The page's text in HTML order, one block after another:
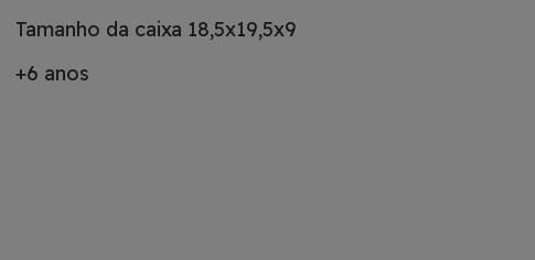
Tamanho da caixa 18,5x19,5x9
+6 anos